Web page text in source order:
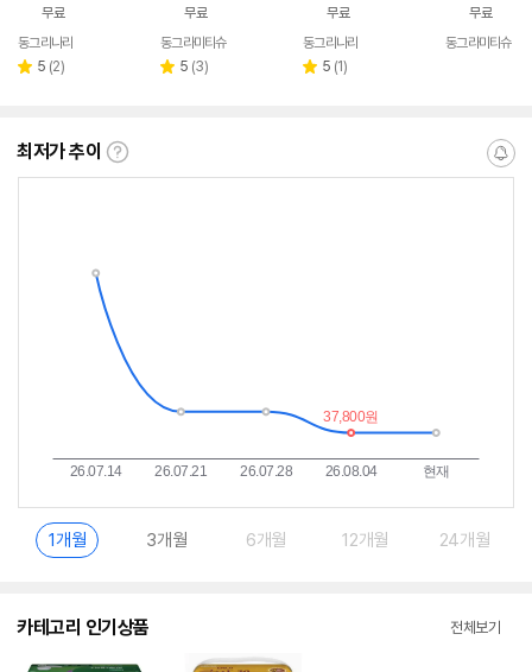
무료
동그리나라
별 5 리
(2)
무료
동그라미티슈
별 5 리
(3)
무료
동그리나라
별 5 리
(1)
무료
동그라미티슈
최저가 추이
최
알
1개월 3개월 6개월 12개월 24개월
카테고리 인기상품 전체보기